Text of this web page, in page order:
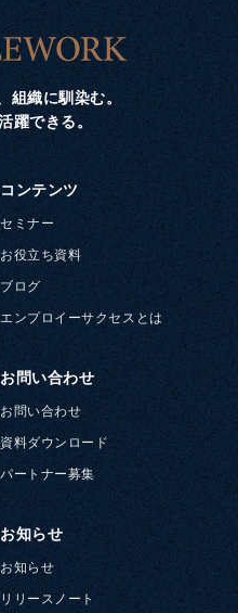
組織に馴染む。
躍できる。
コンテンツ
セミナー
お役立ち資料
ブログ
エンプロイーサクセスとは
お問い合わせ
お問い合わせ
資料ダウンロード
パートナー募集
お知らせ
お知らせ
リリースノート